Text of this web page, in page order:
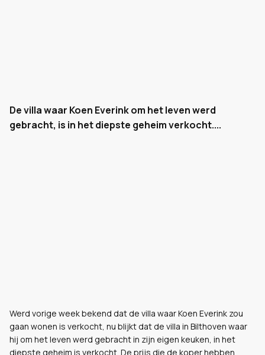
De villa waar Koen Everink om het leven werd
gebracht, is in het diepste geheim verkocht....
Werd vorige week bekend dat de villa waar Koen Everink zou
gaan wonen is verkocht, nu blijkt dat de villa in Bilthoven waar
hij om het leven werd gebracht in zijn eigen keuken, in het
diepste geheim is verkocht. De prijs die de koper hebben